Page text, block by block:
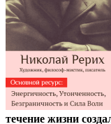
течение жизни